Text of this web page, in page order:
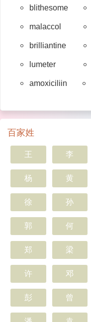
blithesome
malaccol
brilliantine
lumeter
amoxiciliin
百家姓
王 李
杨 黄
徐 孙
郭 何
郑 梁
许 邓
彭 曾